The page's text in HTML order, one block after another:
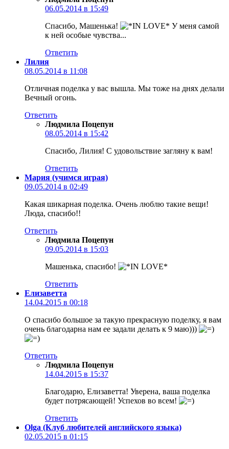
06.05.2014 в 15:49
Спасибо, Машенька!
У меня самой
к ней особые чувства...
Ответить
Лилия
08.05.2014 в 11:08
Отличная поделка у вас вышла. Мы тоже на днях делали
Вечный огонь.
Ответить
Людмила Поцепун
08.05.2014 в 15:42
Спасибо, Лилия! С удовольствие загляну к вам!
Ответить
Мария (учимся играя)
09.05.2014 в 02:49
Какая шикарная поделка. Очень люблю такие вещи!
Люда, спасибо!!
Ответить
Людмила Поцепун
09.05.2014 в 15:03
Машенька, спасибо!
Ответить
Елизаветта
14.04.2015 в 00:18
О спасибо большое за такую прекрасную поделку, я вам
очень благодарна нам ее задали делать к 9 маю)))
Ответить
Людмила Поцепун
14.04.2015 в 15:37
Благодарю, Елизаветта! Уверена, ваша поделка
будет потрясающей! Успехов во всем!
Ответить
Olga (Клуб любителей английского языка)
02.05.2015 в 01:15